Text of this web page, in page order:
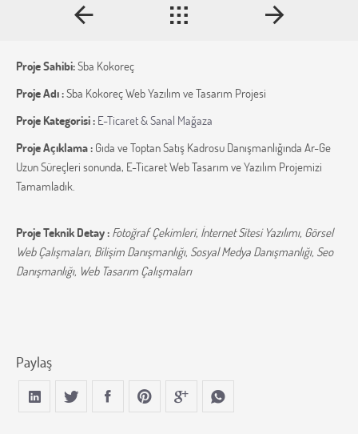
Proje Sahibi:Sba Kokoreç
Proje Adı :Sba Kokoreç Web Yazılım ve Tasarım Projesi
Proje Kategorisi : E-Ticaret & Sanal Mağaza
Proje Açıklama : Gıda ve Toptan Satış Kadrosu Danışmanlığında Ar-Ge
Uzun Süreçleri sonunda, E-Ticaret Web Tasarım ve Yazılım Projemizi
Tamamladık.
Proje Teknik Detay : Fotoğraf Çekimleri, İnternet Sitesi Yazılımı, Görsel
Web Çalışmaları, Bilişim Danışmanlığı, Sosyal Medya Danışmanlığı, Seo
Danışmanlığı, Web Tasarım Çalışmaları
Paylaş